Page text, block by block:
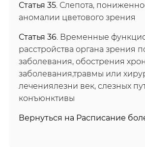
Статья 35. Слепота,
аномалии цветового зрения
Статья 36. Временные
расстройства органа зрения
заболевания, обострения
заболевания,травмы или
лечениялезни век, слезных
конъюнктивы
Вернуться на Расписание